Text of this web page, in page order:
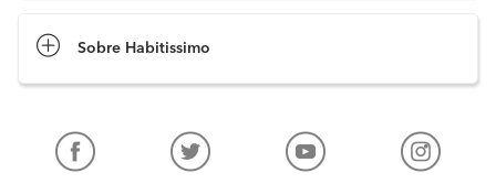
Sobre Habitissimo